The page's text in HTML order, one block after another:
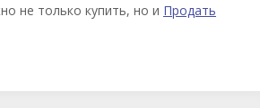
не только купить, но и Продать